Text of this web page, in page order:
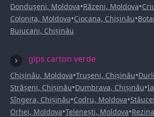
Dondușeni, Moldova•Răzeni, Moldova•
Colonița, Moldova•Ciocana, Chișinău•
Buiucani, Chișinău
gips carton verde
Chișinău, Moldova•Trușeni, Chișinău•
Strășeni, Chișinău•Dumbrava, Chișinău•
Sîngera, Chișinău•Codru, Moldova•
Orhei, Moldova•Telenești, Moldova•